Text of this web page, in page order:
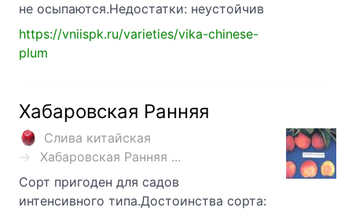
не осыпаются.Недостатки: неустойчив
https://vniispk.ru/varieties/vika-chinese-
plum
Хабаровская Ранняя
Слива китайская
Хабаровская Ранняя ...
Сорт пригоден для садов
интенсивного типа.Достоинства сорта: